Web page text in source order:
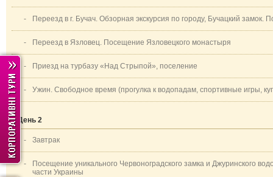
- Переезд в г. Бучач. Обзорная экскурсия по городу, Бучацкий замок.
- Переезд в Язловец. Посещение Язловецкого монастыря
- Приезд на турбазу «Над Стрыпой», поселение
- Ужин. Свободное время (прогулка к водопадам, спортивные игры,
День 2
- Завтрак
-
Посещение уникального Червоноградского замка и Джуринского
части Украины